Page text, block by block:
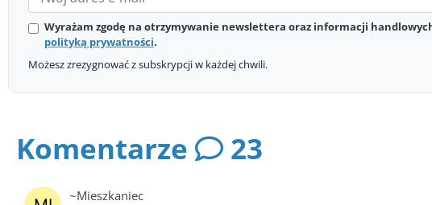
Wyrażam zgodę na otrzymywanie newslettera oraz informacji
polityką prywatności.
Możesz zrezygnować z subskrypcji w każdej chwili.
Komentarze 23
~Mieszkaniec